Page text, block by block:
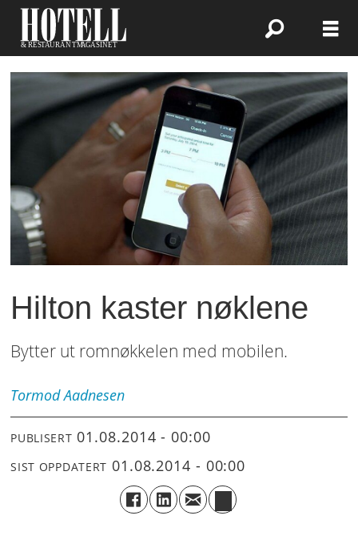
Hilton kaster nøklene
Bytter ut romnøkkelen med mobilen.
Tormod Aadnesen
PUBLISERT 01.08.2014 - 00:00
SIST OPPDATERT 01.08.2014 - 00:00